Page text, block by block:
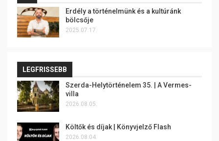
Erdély a történelmünk és a kultúránk
bölcsője
2025.07.17.
LEGFRISSEBB
Szerda-Helytörténelem 35. | A Vermes-
villa
2026.08.05.
Költők és díjak | Könyvjelző Flash
2026.08.04.